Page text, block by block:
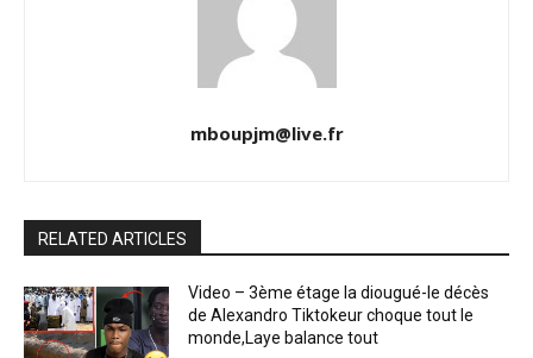
mboupjm@live.fr
RELATED ARTICLES
Video – 3ème étage la diougué-le décès
de Alexandro Tiktokeur choque tout le
monde,Laye balance tout